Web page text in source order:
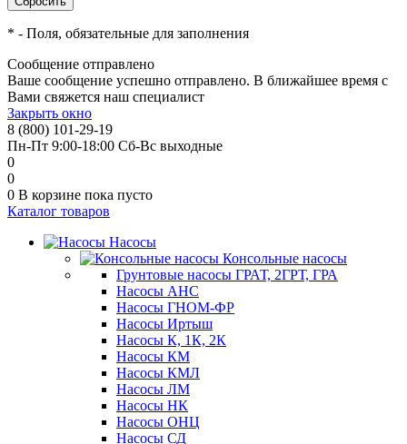
* - Поля, обязательные для заполнения
Сообщение отправлено
Ваше сообщение успешно отправлено. В ближайшее время с
Вами свяжется наш специалист
Закрыть окно
8 (800) 101-29-19
Пн-Пт 9:00-18:00 Сб-Вс выходные
0
0
0 В корзине пока пусто
Каталог товаров
Насосы
Консольные насосы
Грунтовые насосы ГРАТ, 2ГРТ, ГРА
Насосы АНС
Насосы ГНОМ-ФР
Насосы Иртыш
Насосы К, 1К, 2К
Насосы КМ
Насосы КМЛ
Насосы ЛМ
Насосы НК
Насосы ОНЦ
Насосы СД